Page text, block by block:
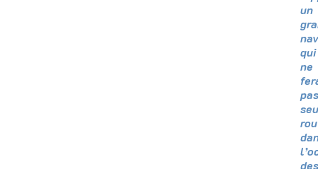
un
qui
ne
pas
des